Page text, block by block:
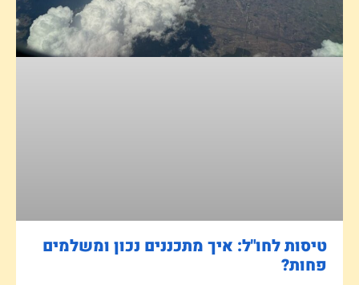
טיסות לחו"ל: איך מתכננים נכון ומשלמים
פחות?